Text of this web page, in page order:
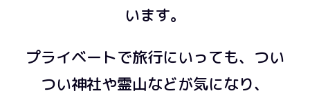
います。
プライベートで旅行にいっても、つい
つい神社や霊山などが気になり、